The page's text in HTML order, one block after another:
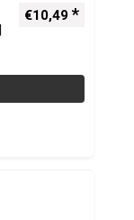
€10,49